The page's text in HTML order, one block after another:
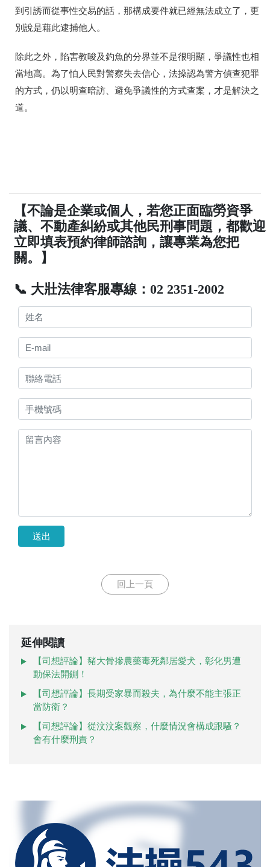
到引誘而從事性交易的話，那構成要件就已經無法成立了，更
別說是藉此逮捕他人。
除此之外，陷害教唆及釣魚的分界並不是很明顯，爭議性也相
當地高。為了怕人民對警察失去信心，法操認為警方偵查犯罪
的方式，仍以明查暗訪、避免爭議性的方式查案，才是解決之
道。
【不論是企業或個人，若您正面臨勞資爭
議、不動產糾紛或其他民刑事問題，都歡迎
立即填表預約律師諮詢，讓專業為您把
關。】
📞 大壯法律客服專線：02 2351-2002
送出
回上一頁
延伸閱讀
【司想評論】豬大骨摻農藥毒死鄰居愛犬，彰化男遭
動保法開鍘！
【司想評論】長期受家暴而殺夫，為什麼不能主張正
當防衛？
【司想評論】從汶汶案觀察，什麼情況會構成跟騷？
會有什麼刑責？